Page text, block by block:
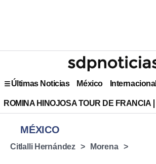
Últimas Noticias México Internacional
ROMINA HINOJOSA TOUR DE FRANCIA
MÉXICO
Citlalli Hernández Morena